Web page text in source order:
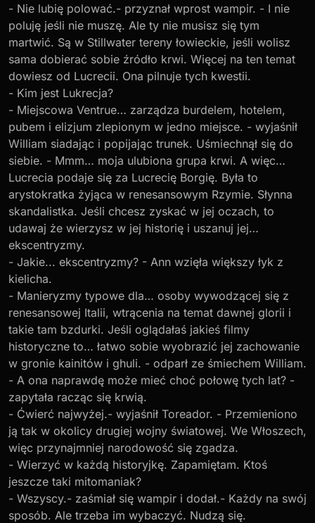
- Nie lubię polować.- przyznał wprost wampir. - I nie
poluję jeśli nie muszę. Ale ty nie musisz się tym
martwić. Są w Stillwater tereny łowieckie, jeśli wolisz
sama dobierać sobie źródło krwi. Więcej na ten temat
dowiesz od Lucrecii. Ona pilnuje tych kwestii.
- Kim jest Lukrecja?
- Miejscowa Ventrue… zarządza burdelem, hotelem,
pubem i elizjum zlepionym w jedno miejsce. - wyjaśnił
William siadając i popijając trunek. Uśmiechnął się do
siebie. - Mmm… moja ulubiona grupa krwi. A więc…
Lucrecia podaje się za Lucrecię Borgię. Była to
arystokratka żyjąca w renesansowym Rzymie. Słynna
skandalistka. Jeśli chcesz zyskać w jej oczach, to
udawaj że wierzysz w jej historię i uszanuj jej…
ekscentryzmy.
- Jakie... ekscentryzmy? - Ann wzięła większy łyk z
kielicha.
- Manieryzmy typowe dla… osoby wywodzącej się z
renesansowej Italii, wtrącenia na temat dawnej glorii i
takie tam bzdurki. Jeśli oglądałaś jakieś filmy
historyczne to… łatwo sobie wyobrazić jej zachowanie
w gronie kainitów i ghuli. - odparł ze śmiechem William.
- A ona naprawdę może mieć choć połowę tych lat? -
zapytała racząc się krwią.
- Ćwierć najwyżej.- wyjaśnił Toreador. - Przemieniono
ją tak w okolicy drugiej wojny światowej. We Włoszech,
więc przynajmniej narodowość się zgadza.
- Wierzyć w każdą historyjkę. Zapamiętam. Ktoś
jeszcze taki mitomaniak?
- Wszyscy.- zaśmiał się wampir i dodał.- Każdy na swój
sposób. Ale trzeba im wybaczyć. Nudzą się.